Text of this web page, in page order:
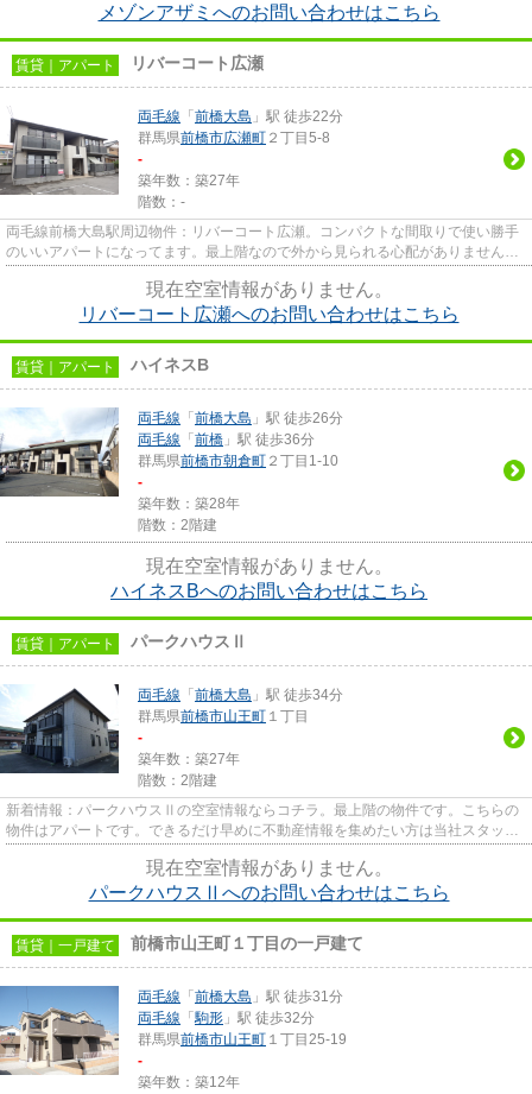
メゾンアザミへのお問い合わせはこちら
賃貸｜アパート リバーコート広瀬
両毛線 「 前橋大島 」駅 徒歩22分
群馬県前橋市広瀬町 ２丁目5-8
-
築年数：築27年
階数：-
両毛線前橋大島駅周辺物件：リバーコート広瀬。コンパクトな間取りで使い勝手
のいいアパートになってます。最上階なので外から見られる心配がありません。
現在空室情報がありません。
リバーコート広瀬へのお問い合わせはこちら
賃貸｜アパート ハイネスB
両毛線 「 前橋大島 」駅 徒歩26分
両毛線 「 前橋 」駅 徒歩36分
群馬県前橋市朝倉町 ２丁目1-10
-
築年数：築28年
階数：2階建
現在空室情報がありません。
ハイネスBへのお問い合わせはこちら
賃貸｜アパート パークハウスⅡ
両毛線 「 前橋大島 」駅 徒歩34分
群馬県前橋市山王町 １丁目
-
築年数：築27年
階数：2階建
新着情報：パークハウスⅡの空室情報ならコチラ。最上階の物件です。こちらの
物件はアパートです。できるだけ早めに不動産情報を集めたい方は当社スタッフ
現在空室情報がありません。
パークハウスⅡへのお問い合わせはこちら
賃貸｜一戸建て 前橋市山王町１丁目の一戸建て
両毛線 「 前橋大島 」駅 徒歩31分
両毛線 「駒形 」駅 徒歩32分
群馬県前橋市山王町 １丁目25-19
-
築年数：築12年